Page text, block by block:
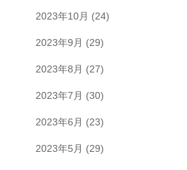
2023年10月 (24)
2023年9月 (29)
2023年8月 (27)
2023年7月 (30)
2023年6月 (23)
2023年5月 (29)